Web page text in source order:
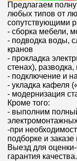
Предлагаем
любых типов от
сопутствующими
- сборка мебели,
- подводка воды,
кранов
- прокладка
стенах),
- подключение и
- укладка кафеля
- модернизация
Кроме того:
- выполним полный
-при
подборке и
Выезд для
гарантия качества.